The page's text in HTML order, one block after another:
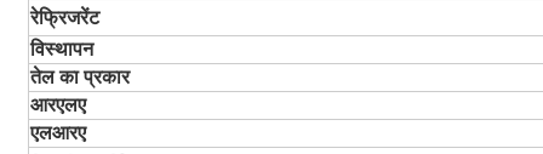
रेफ्रिजरेंट
विस्थापन
तेल का प्रकार
आरएलए
एलआरए